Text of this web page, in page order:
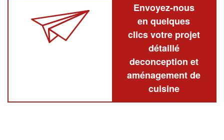
Envoyez-nous
en quelques
clics votre projet
détaillé
deconception et
aménagement de
cuisine